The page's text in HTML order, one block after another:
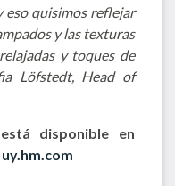
eso quisimos reflejar
y las texturas
y toques de
Löfstedt, Head of
disponible en
uy.hm.com